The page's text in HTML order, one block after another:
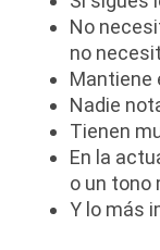
No
no
Mantiene
Nadie
Tienen
En la
o un tono
Y lo más